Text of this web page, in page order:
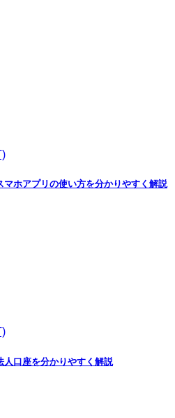
ホアプリの使い方を分かりやすく解説
口座を分かりやすく解説